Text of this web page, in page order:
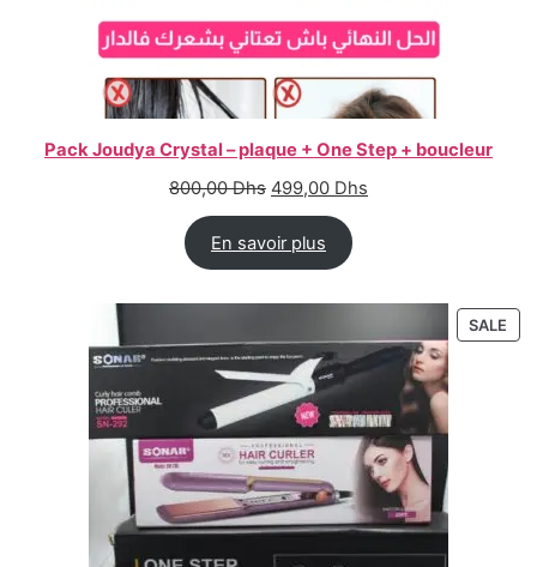
Pack Joudya Crystal – plaque + One Step + boucleur
800,00Dhs 499,00 Dhs
En savoir plus
SALE